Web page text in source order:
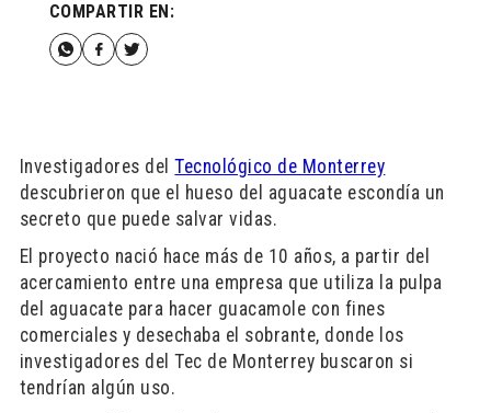
COMPARTIR EN:
Investigadores delTecnológico de Monterrey
descubrieron que el hueso del aguacate escondía un
secreto que puede salvar vidas.
El proyecto nació hace más de 10 años, a partir del
acercamiento entre una empresa que utiliza la pulpa
del aguacate para hacer guacamole con fines
comerciales y desechaba el sobrante, donde los
investigadores del Tec de Monterrey buscaron si
tendrían algún uso.